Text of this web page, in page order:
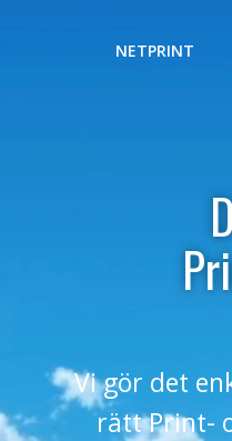
NETPRINT
Vi gör det
rätt Print-